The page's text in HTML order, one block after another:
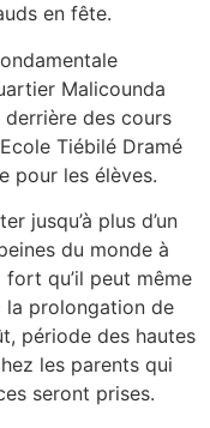
en fête.
Malicounda
des cours
Tiébilé Dramé
pour les élèves.
jusqu’à plus d’un
du monde à
fort qu’il peut même
la prolongation de
période des hautes
les parents qui
seront prises.